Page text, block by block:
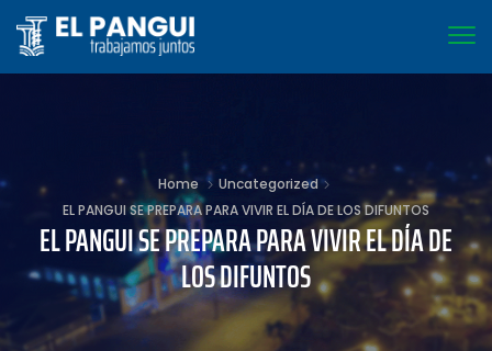
Home
Uncategorized
EL PANGUI SE PREPARA PARA VIVIR EL DÍA DE LOS DIFUNTOS
EL PANGUI SE PREPARA PARA VIVIR EL DÍA DE
LOS DIFUNTOS